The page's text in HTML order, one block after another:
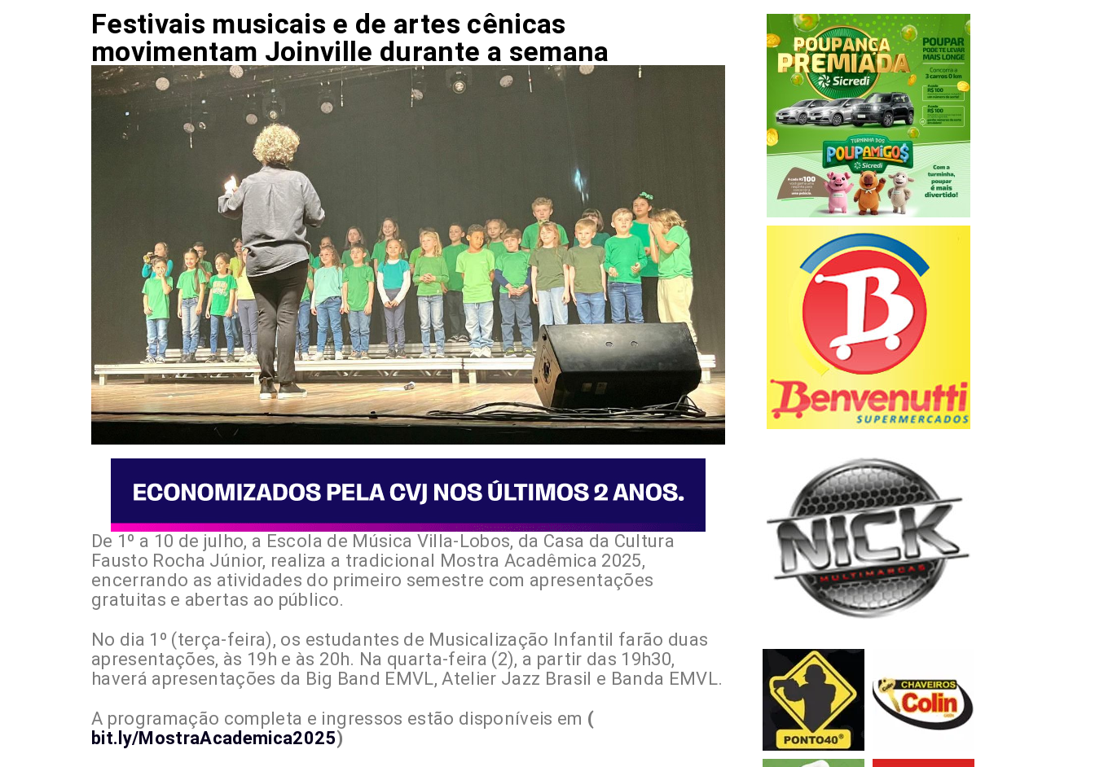
Festivais musicais e de artes cênicas
movimentam Joinville durante a semana
De 1º a 10 de julho, a Escola de Música Villa-Lobos, da Casa da Cultura
Fausto Rocha Júnior, realiza a tradicional Mostra Acadêmica 2025,
encerrando as atividades do primeiro semestre com apresentações
gratuitas e abertas ao público.
No dia 1º (terça-feira), os estudantes de Musicalização Infantil farão duas
apresentações, às 19h e às 20h. Na quarta-feira (2), a partir das 19h30,
haverá apresentações da Big Band EMVL, Atelier Jazz Brasil e Banda EMVL.
A programação completa e ingressos estão disponíveis em (
bit.ly/MostraAcademica2025)